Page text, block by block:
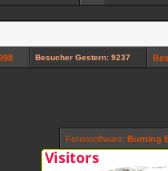
Besucher Gestern: 9237
Forensoftware: Burning